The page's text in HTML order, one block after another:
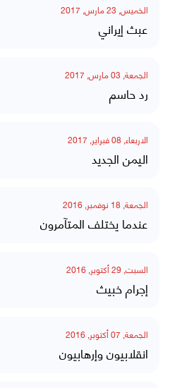
الخميس, 23 مارس, 2017
عبث إيراني
الجمعة, 03 مارس, 2017
رد حاسم
الاربعاء, 08 فبراير, 2017
اليمن الجديد
الجمعة, 18 نوفمبر, 2016
عندما يختلف المتآمرون
السبت, 29 أكتوبر, 2016
إجرام خبيث
الجمعة, 07 أكتوبر, 2016
انقلابيون وإرهابيون